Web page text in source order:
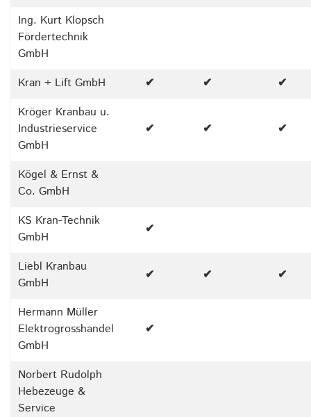
Ing. Kurt Klopsch
Fördertechnik
GmbH
Kran + Lift GmbH
✔ ✔
✔
Kröger Kranbau u.
Industrieservice
GmbH
✔ ✔ ✔
Kögel & Ernst &
Co. GmbH
KS Kran-Technik
GmbH
✔
Liebl Kranbau
GmbH
✔ ✔ ✔
Hermann Müller
Elektrogrosshandel
GmbH
✔
Norbert Rudolph
Hebezeuge &
Service